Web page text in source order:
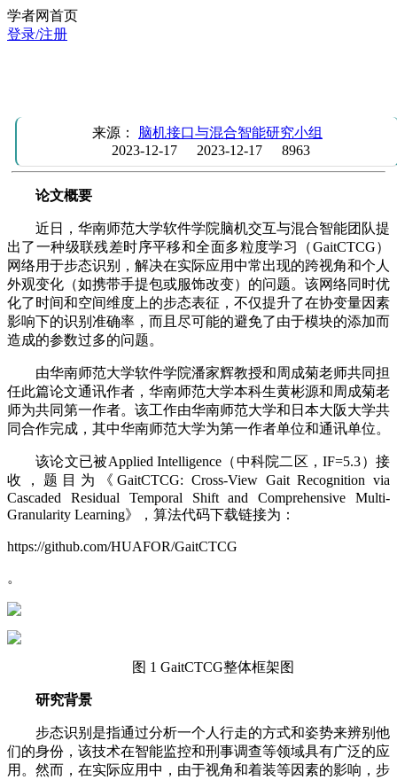
学者网首页
登录/注册
来源： 脑机接口与混合智能研究小组
2023-12-17
2023-12-17 8963
论文概要
近日，华南师范大学软件学院脑机交互与混合智能团队提
出了一种级联残差时序平移和全面多粒度学习（GaitCTCG）
网络用于步态识别，解决在实际应用中常出现的跨视角和个人
外观变化（如携带手提包或服饰改变）的问题。该网络同时优
化了时间和空间维度上的步态表征，不仅提升了在协变量因素
影响下的识别准确率，而且尽可能的避免了由于模块的添加而
造成的参数过多的问题。
由华南师范大学软件学院潘家辉教授和周成菊老师共同担
任此篇论文通讯作者，华南师范大学本科生黄彬源和周成菊老
师为共同第一作者。该工作由华南师范大学和日本大阪大学共
同合作完成，其中华南师范大学为第一作者单位和通讯单位。
该论文已被Applied Intelligence（中科院二区，IF=5.3）接
收，题目为《GaitCTCG: Cross-View Gait Recognition via
Cascaded Residual Temporal Shift and Comprehensive Multi-
Granularity Learning》，算法代码下载链接为：
https://github.com/HUAFOR/GaitCTCG
。
图 1 GaitCTCG整体框架图
研究背景
步态识别是指通过分析一个人行走的方式和姿势来辨别他
们的身份，该技术在智能监控和刑事调查等领域具有广泛的应
用。然而，在实际应用中，由于视角和着装等因素的影响，步